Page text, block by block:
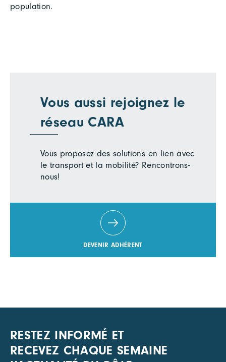
population.
Vous aussi rejoignez le
réseau CARA
Vous proposez des solutions en lien avec
le transport et la mobilité? Rencontrons-
nous!
DEVENIR ADHÉRENT
RESTEZ INFORMÉ ET
RECEVEZ CHAQUE SEMAINE